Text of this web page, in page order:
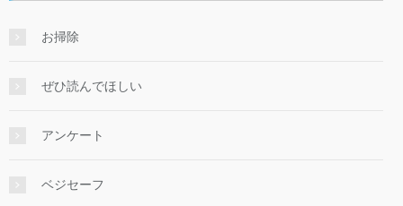
お掃除
ぜひ読んでほしい
アンケート
ベジセーフ